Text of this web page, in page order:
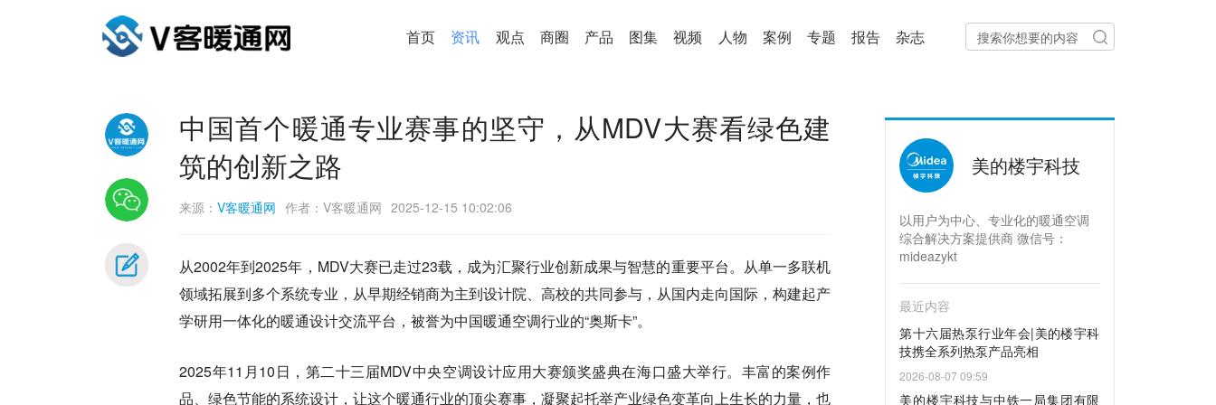
首页 资讯 观点 商圈 产品 图集 视频 人物 案例 专题 报告 杂志
中国首个暖通专业赛事的坚守，从MDV大赛看绿色建
筑的创新之路
来源： V客暖通网 作者：V客暖通网 2025-12-15 10:02:06
从2002年到2025年，MDV大赛已走过23载，成为汇聚行业创新成果与智慧的重要平台。从单一多联机
领域拓展到多个系统专业，从早期经销商为主到设计院、高校的共同参与，从国内走向国际，构建起产
学研用一体化的暖通设计交流平台，被誉为中国暖通空调行业的“奥斯卡”。
2025年11月10日，第二十三届MDV中央空调设计应用大赛颁奖盛典在海口盛大举行。丰富的案例作
品、绿色节能的系统设计，让这个暖通行业的顶尖赛事，凝聚起托举产业绿色变革向上生长的力量，也
美的楼宇科技
以用户为中心、专业化的暖通空调
综合解决方案提供商 微信号：
mideazykt
最近内容
第十六届热泵行业年会|美的楼宇科
技携全系列热泵产品亮相
2026-08-07 09:59
美的楼宇科技与中铁一局集团有限